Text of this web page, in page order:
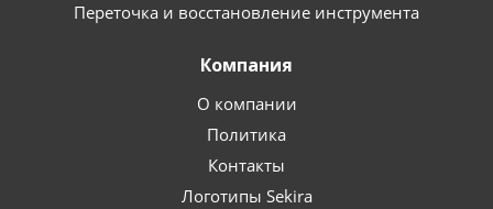
Переточка и восстановление инструмента
Компания
О компании
Политика
Контакты
Логотипы Sekira